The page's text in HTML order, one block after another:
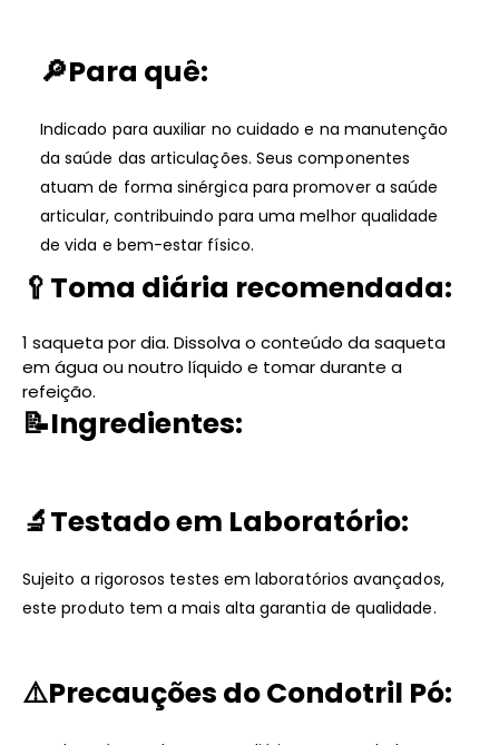
🔎Para quê:
Indicado para auxiliar no cuidado e na manutenção
da saúde das articulações. Seus componentes
atuam de forma sinérgica para promover a saúde
articular, contribuindo para uma melhor qualidade
de vida e bem-estar físico.
🥄 Toma diária recomendada:
1 saqueta por dia. Dissolva o conteúdo da saqueta
em água ou noutro líquido e tomar durante a
refeição.
📝Ingredientes:
🔬Testado em Laboratório:
Sujeito a rigorosos testes em laboratórios avançados,
este produto tem a mais alta garantia de qualidade.
⚠️Precauções do Condotril Pó: